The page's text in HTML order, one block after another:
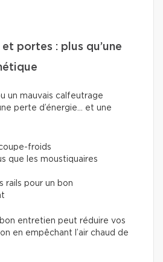
portes : plus qu’une
un mauvais calfeutrage
perte d’énergie... et une
froids
que les moustiquaires
rails pour un bon
entretien peut réduire vos
en empêchant l’air chaud de